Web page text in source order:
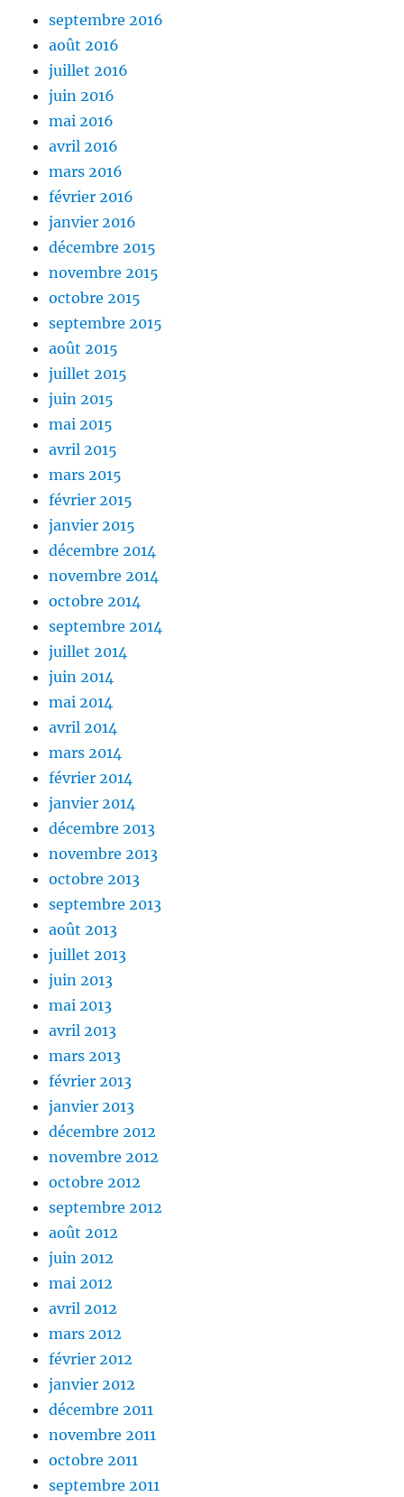
septembre 2016
août 2016
juillet 2016
juin 2016
mai 2016
avril 2016
mars 2016
février 2016
janvier 2016
décembre 2015
novembre 2015
octobre 2015
septembre 2015
août 2015
juillet 2015
juin 2015
mai 2015
avril 2015
mars 2015
février 2015
janvier 2015
décembre 2014
novembre 2014
octobre 2014
septembre 2014
juillet 2014
juin 2014
mai 2014
avril 2014
mars 2014
février 2014
janvier 2014
décembre 2013
novembre 2013
octobre 2013
septembre 2013
août 2013
juillet 2013
juin 2013
mai 2013
avril 2013
mars 2013
février 2013
janvier 2013
décembre 2012
novembre 2012
octobre 2012
septembre 2012
août 2012
juin 2012
mai 2012
avril 2012
mars 2012
février 2012
janvier 2012
décembre 2011
novembre 2011
octobre 2011
septembre 2011